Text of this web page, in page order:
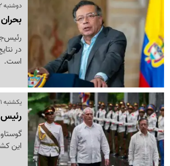
دوشنبه 1405/05/12 ساعت 12:25
در
است.
یکشنبه 1405/05/11 ساعت 03:37
رئیس
این